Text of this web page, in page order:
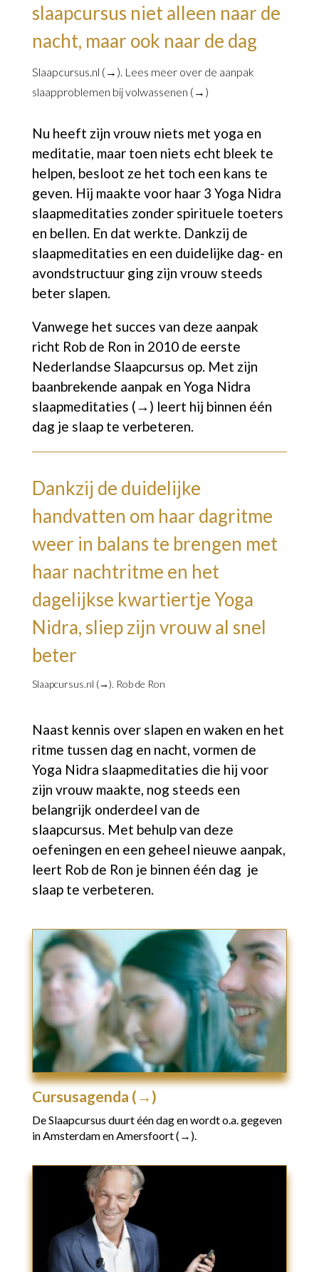
slaapcursus niet alleen naar de
nacht, maar ook naar de dag
Slaapcursus.nl (→) . Lees meer over de aanpak
slaapproblemen bij volwassenen (→)
Nu heeft zijn vrouw niets met yoga en
meditatie, maar toen niets echt bleek te
helpen, besloot ze het toch een kans te
geven. Hij maakte voor haar 3 Yoga Nidra
slaapmeditaties zonder spirituele toeters
en bellen. En dat werkte. Dankzij de
slaapmeditaties en een duidelijke dag- en
avondstructuur ging zijn vrouw steeds
beter slapen.
Vanwege het succes van deze aanpak
richt Rob de Ron in 2010 de eerste
Nederlandse Slaapcursus op. Met zijn
baanbrekende aanpak en Yoga Nidra
slaapmeditaties (→) leert hij binnen één
dag je slaap te verbeteren.
Dankzij de duidelijke
handvatten om haar dagritme
weer in balans te brengen met
haar nachtritme en het
dagelijkse kwartiertje Yoga
Nidra, sliep zijn vrouw al snel
beter
Slaapcursus.nl (→). Rob de Ron
Naast kennis over slapen en waken en het
ritme tussen dag en nacht, vormen de
Yoga Nidra slaapmeditaties die hij voor
zijn vrouw maakte, nog steeds een
belangrijk onderdeel van de
slaapcursus. Met behulp van deze
oefeningen en een geheel nieuwe aanpak,
leert Rob de Ron je binnen één dag je
slaap te verbeteren.
Cursusagenda (→)
De Slaapcursus duurt één dag en wordt o.a. gegeven
inAmsterdam en Amersfoort (→).